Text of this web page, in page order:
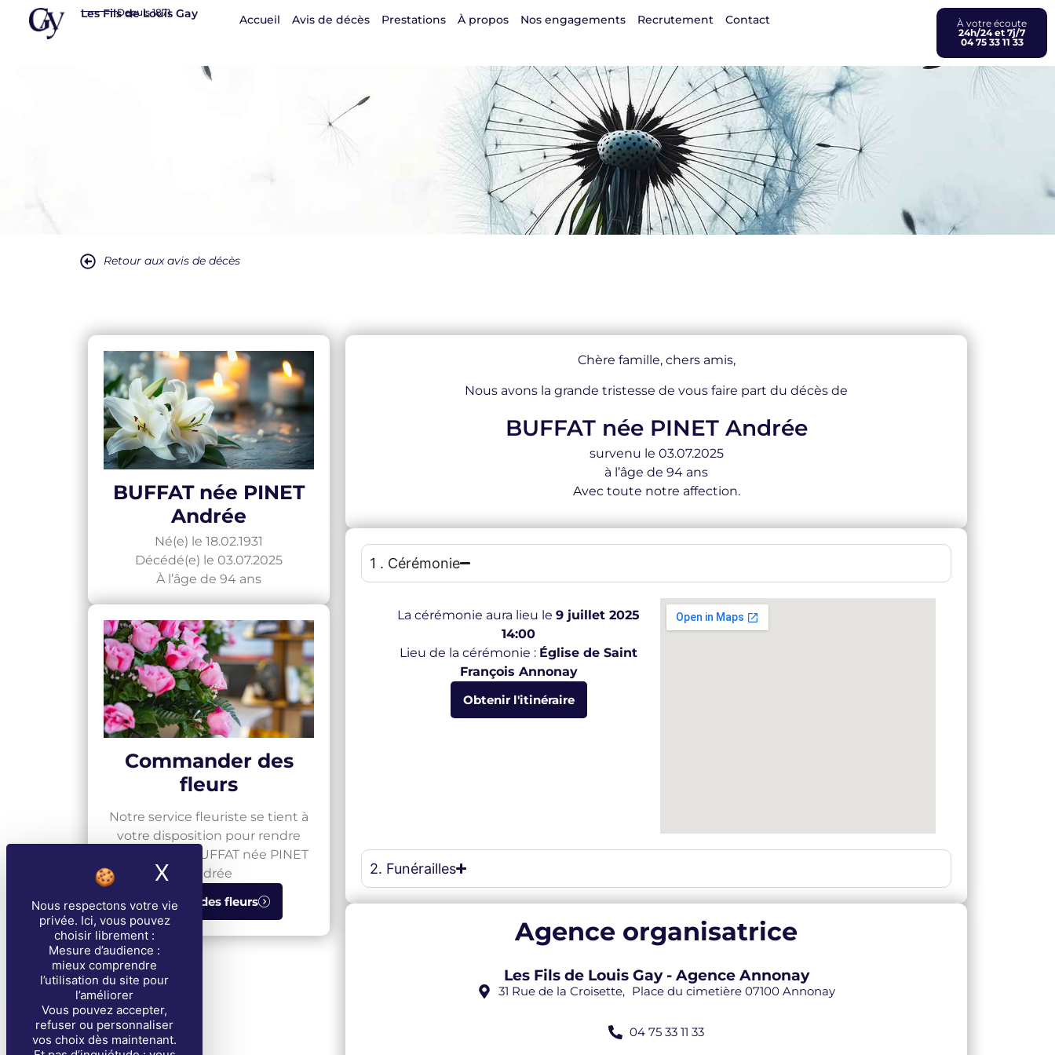
Panneau de gestion des cookies
Nous respectons votre vie
privée. Ici, vous pouvez
choisir librement :
Mesure d’audience :
mieux comprendre
l’utilisation du site pour
l’améliorer
Vous pouvez accepter,
refuser ou personnaliser
vos choix dès maintenant.
X Masquer le bandeau des cookies
Les Fils de Louis Gay
Depuis 1871
Accueil Avis de décès Prestations À propos Nos engagements Recrutement Contact
À votre écoute
24h/24 et 7j/7
04 75 33 11 33
Retour aux avis de décès
BUFFAT née PINET
Andrée
Né(e) le 18.02.1931
Décédé(e) le 03.07.2025
À l’âge de 94 ans
Commander des
fleurs
Notre service fleuriste se tient à
votre disposition pour rendre
hommage à BUFFAT née PINET
Andrée
Envoyer des fleurs
Chère famille, chers amis,
Nous avons la grande tristesse de vous faire part du décès de
BUFFAT née PINET Andrée
survenu le 03.07.2025
à l’âge de 94 ans
Avec toute notre affection.
1 . Cérémonie
La cérémonie aura lieu le9 juillet 2025
14:00
Lieu de la cérémonie : Église de Saint
François Annonay
Obtenir l'itinéraire
2. Funérailles
Agence organisatrice
Les Fils de Louis Gay - Agence Annonay
31 Rue de la Croisette, Place du cimetière 07100 Annonay
04 75 33 11 33